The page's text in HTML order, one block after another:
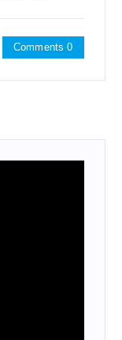
Comments 0